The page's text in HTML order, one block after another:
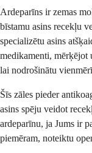
Ardeparīns ir zemas
bīstamu asins recekļu
specializētu asins
medikamenti, mērķējot
lai nodrošinātu
Šīs zāles pieder
asins spēju veidot
ardeparīnu, ja Jums ir
piemēram, noteiktu